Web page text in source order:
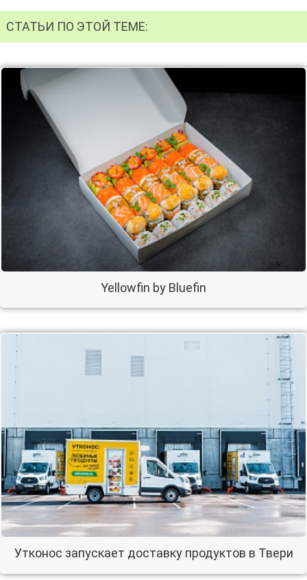
СТАТЬИ ПО ЭТОЙ ТЕМЕ:
Yellowfin by Bluefin
Утконос запускает доставку продуктов в Твери